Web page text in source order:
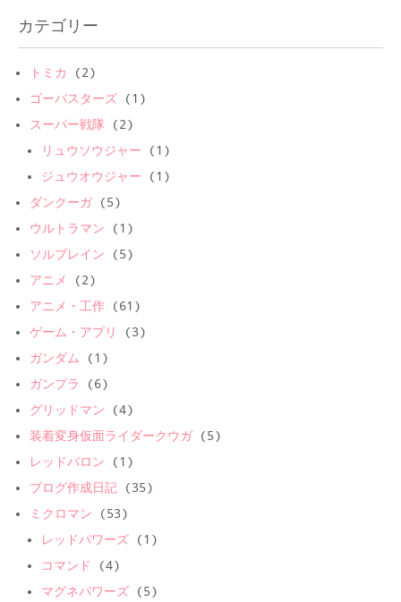
カテゴリー
トミカ
(2)
ゴーバスターズ (1)
スーパー戦隊 (2)
リュウソウジャー (1)
ジュウオウジャー (1)
ダンクーガ (5)
ウルトラマン (1)
ソルブレイン (5)
アニメ
(2)
アニメ・工作 (61)
ゲーム・アプリ
(3)
ガンダム
(1)
ガンプラ
(6)
グリッドマン (4)
装着変身仮面ライダークウガ (5)
レッドバロン (1)
ブログ作成日記 (35)
ミクロマン (53)
レッドパワーズ (1)
コマンド
(4)
マグネパワーズ (5)